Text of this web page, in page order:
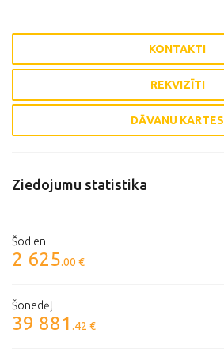
KONTAKTI
REKVIZĪTI
DĀVANU KARTES
Ziedojumu statistika
Šodien
2 625.00 €
Šonedēļ
39 881 .42 €